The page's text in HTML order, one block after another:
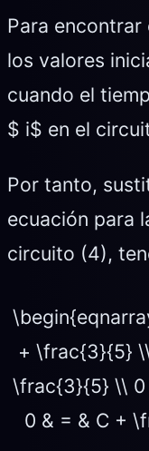
Para
los valores
cuando el
$ i$ en el
Por tanto,
ecuación para
circuito (4),
+ \frac{3}{5}
\frac{3}{5} \\ 0
0 & = & C +